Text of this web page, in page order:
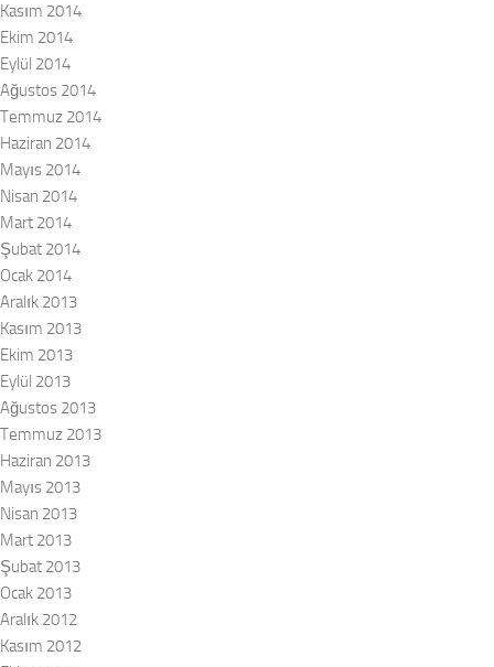
Kasım 2014
Ekim 2014
Eylül 2014
Ağustos 2014
Temmuz 2014
Haziran 2014
Mayıs 2014
Nisan 2014
Mart 2014
Şubat 2014
Ocak 2014
Aralık 2013
Kasım 2013
Ekim 2013
Eylül 2013
Ağustos 2013
Temmuz 2013
Haziran 2013
Mayıs 2013
Nisan 2013
Mart 2013
Şubat 2013
Ocak 2013
Aralık 2012
Kasım 2012